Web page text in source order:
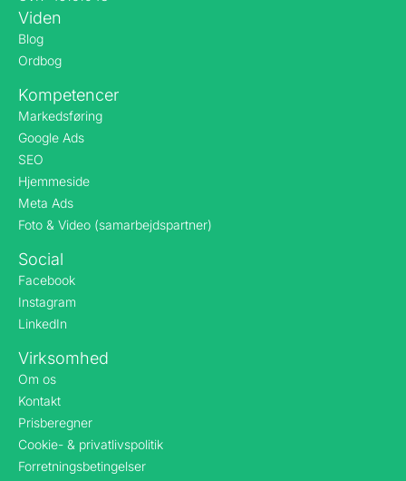
Viden
Blog
Ordbog
Kompetencer
Markedsføring
Google Ads
SEO
Hjemmeside
Meta Ads
Foto & Video (samarbejdspartner)
Social
Facebook
Instagram
LinkedIn
Virksomhed
Om os
Kontakt
Prisberegner
Cookie- & privatlivspolitik
Forretningsbetingelser